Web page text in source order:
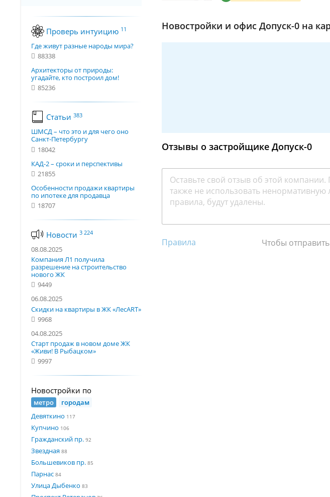
Проверь интуицию 11
Где живут разные народы мира?
88338
Архитекторы от природы:
угадайте, кто построил дом!
85236
Статьи 383
ШМСД – что это и для чего оно
Санкт-Петербургу
18042
КАД-2 – сроки и перспективы
21855
Особенности продажи квартиры
по ипотеке для продавца
18707
Новости 3 224
08.08.2025
Компания Л1 получила
разрешение на строительство
нового ЖК
9449
06.08.2025
Скидки на квартиры в ЖК «ЛесART»
9968
04.08.2025
Старт продаж в новом доме ЖК
«Живи! В Рыбацком»
9997
Новостройки по
метро
городам
Девяткино 117
Купчино 106
Гражданский пр. 92
Звездная 88
Большевиков пр. 85
Парнас 84
Улица Дыбенко 83
Новостройки и офис Допуск-0 на
Отзывы о застройщике Допуск-0
Чтобы
Правила